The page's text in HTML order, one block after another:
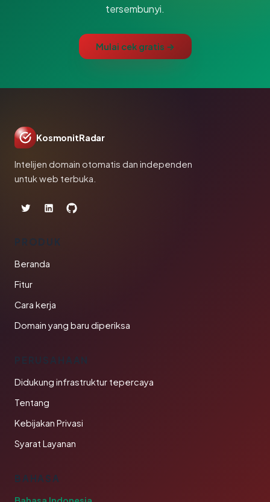
tersembunyi.
Mulai cek gratis →
KosmonitRadar
Intelijen domain otomatis dan independen
untuk web terbuka.
PRODUK
Beranda
Fitur
Cara kerja
Domain yang baru diperiksa
PERUSAHAAN
Didukung infrastruktur tepercaya
Tentang
Kebijakan Privasi
Syarat Layanan
BAHASA